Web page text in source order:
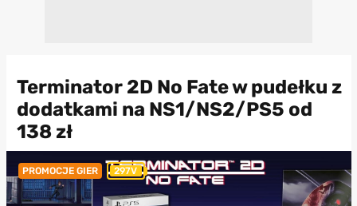
Terminator 2D No Fate w pudełku z
dodatkami na NS1/NS2/PS5 od
138 zł
PROMOCJE GIER 297V